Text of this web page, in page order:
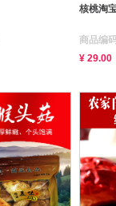
核桃淘
商品编
¥ 29.00